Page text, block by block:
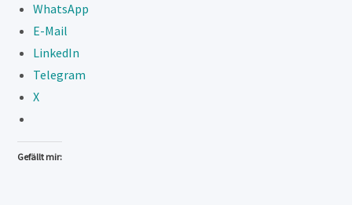
WhatsApp
E-Mail
LinkedIn
Telegram
X
Gefällt mir: